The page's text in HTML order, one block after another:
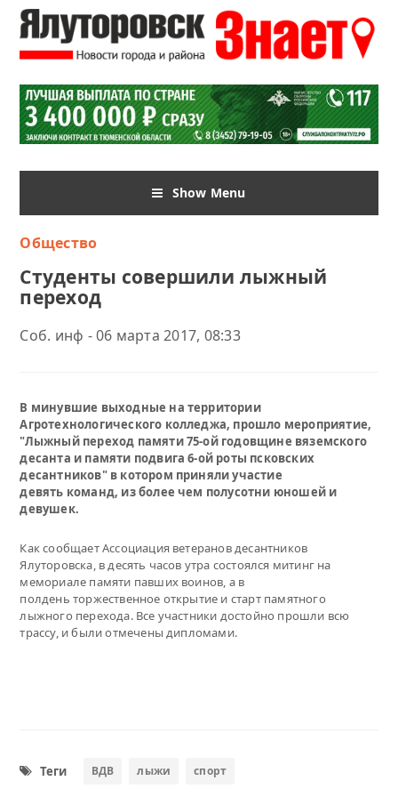
Show Menu
Общество
Студенты совершили лыжный
переход
Соб. инф - 06 марта 2017, 08:33
В минувшие выходные на территории
Агротехнологического колледжа, прошло мероприятие,
"Лыжный переход памяти 75-ой годовщине вяземского
десанта и памяти подвига 6-ой роты псковских
десантников" в котором приняли участие
девять команд, из более чем полусотни юношей и
девушек.
Как сообщает Ассоциация ветеранов десантников
Ялуторовска, в десять часов утра состоялся митинг на
мемориале памяти павших воинов, а в
полдень торжественное открытие и старт памятного
лыжного перехода. Все участники достойно прошли всю
трассу, и были отмечены дипломами.
Теги ВДВ лыжи спорт